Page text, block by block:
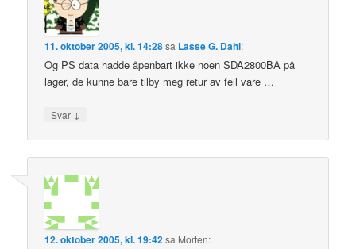
11. oktober 2005, kl. 14:28sa Lasse G. Dahl:
Og PS data hadde åpenbart ikke noen SDA2800BA på
lager, de kunne bare tilby meg retur av feil vare …
Svar ↓
12. oktober 2005, kl. 19:42sa Morten: